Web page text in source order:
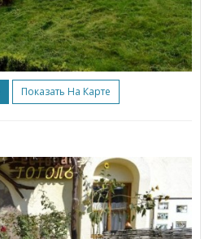
Показать На Карте